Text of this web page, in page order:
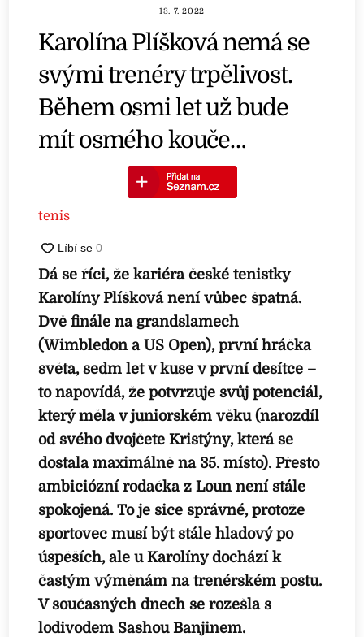
13. 7. 2022
Karolína Plíšková nemá se
svými trenéry trpělivost.
Během osmi let už bude
mít osmého kouče…
tenis
Dá se říci, že kariéra české tenistky
Karolíny Plíšková není vůbec špatná.
Dvě finále na grandslamech
(Wimbledon a US Open), první hráčka
světa, sedm let v kuse v první desítce –
to napovídá, že potvrzuje svůj potenciál,
který měla v juniorském věku (narozdíl
od svého dvojčete Kristýny, která se
dostala maximálně na 35. místo). Přesto
ambiciózní rodačka z Loun není stále
spokojená. To je sice správné, protože
sportovec musí být stále hladový po
úspěších, ale u Karolíny dochází k
častým výměnám na trenérském postu.
V současných dnech se rozešla s
lodivodem Sashou Banjinem.